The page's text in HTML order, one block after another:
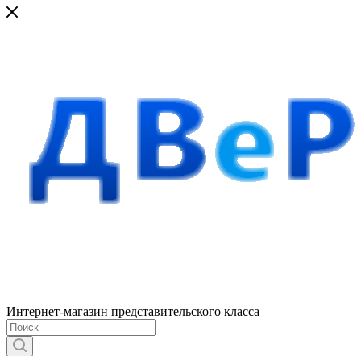
Интернет-магазин представительского класса